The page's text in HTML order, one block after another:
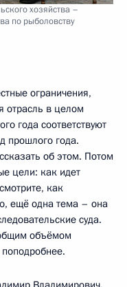
хозяйства –
по рыболовству
ограничения,
отрасль в целом
года соответствуют
прошлого года.
об этом. Потом
цели: как идет
как
ещё одна тема – она
суда.
объёмом